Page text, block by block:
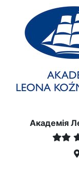
Академія